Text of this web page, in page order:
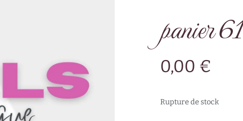
panier
0,00 €
Rupture de stock